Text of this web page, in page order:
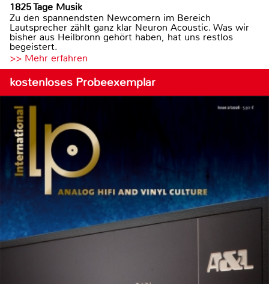
1825 Tage Musik
Zu den spannendsten Newcomern im Bereich
Lautsprecher zählt ganz klar Neuron Acoustic. Was wir
bisher aus Heilbronn gehört haben, hat uns restlos
begeistert.
>> Mehr erfahren
kostenloses Probeexemplar